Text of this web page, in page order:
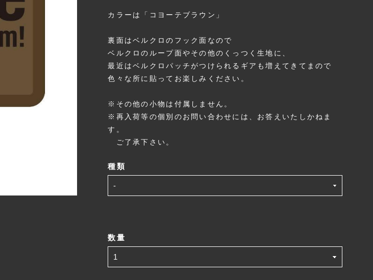
カラーは「コヨーテブラウン」
裏面はベルクロのフック面なので
ベルクロのループ面やその他のくっつく生地に、
最近はベルクロパッチがつけられるギアも増えてきてまので
色々な所に貼ってお楽しみください。
※その他の小物は付属しません。
※再入荷等の個別のお問い合わせには、お答えいたしかねま
す。
ご了承下さい。
種類
数量